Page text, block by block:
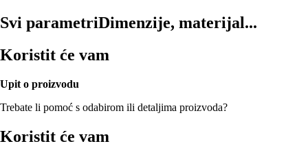
Svi parametriDimenzije, materijal...
Koristit će vam
Upit o proizvodu
Trebate li pomoć s odabirom ili detaljima proizvoda?
Koristit će vam